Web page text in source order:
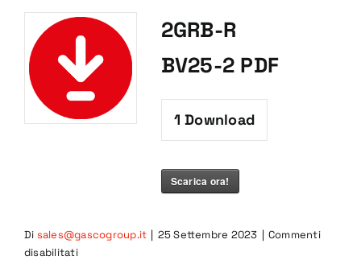
2GRB-R
BV25-2 PDF
1 Download
Scarica ora!
Di sales@gascogroup.it | 25 Settembre 2023 | Commenti
disabilitatisu